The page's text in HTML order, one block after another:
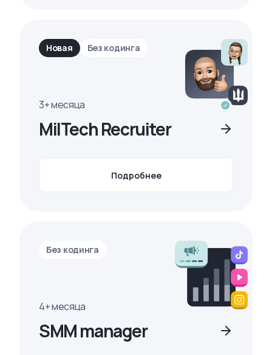
Новая Без кодинга
3+ месяца
MilTech Recruiter
Подробнее
Без кодинга
4+ месяца
SMM manager